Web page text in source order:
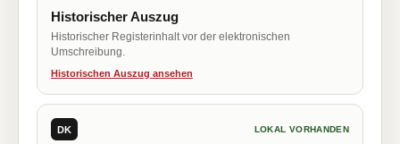
Historischer Auszug
Historischer Registerinhalt vor der elektronischen
Umschreibung.
Historischen Auszug ansehen
DK LOKAL VORHANDEN